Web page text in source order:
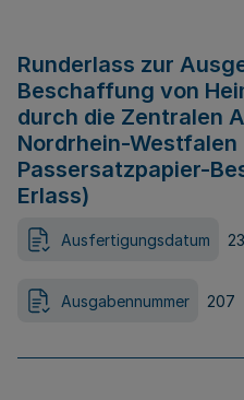
Runderlass zur
Beschaffung von
durch die Zentralen
Nordrhein-Westfalen
Passersatzpapier-
Erlass)
Ausfertigungsdatum
Ausgabennummer 207